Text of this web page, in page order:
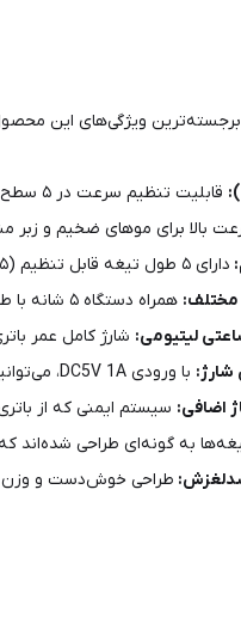
بالا برای موهای ضخیم و
دارای ۵ طول تیغه قابل تنظیم (۰.۵، ۱.۰، ۱.۳، ۱.۶ و ۱.۹ میلی‌متر) برای اصلاح درجه یک و طرح‌های دقیق .
همراه دستگاه ۵ شانه با طول‌های ۴، ۸، ۱۲، ۱۶ و ۲۰ میلی‌متر ارائه می‌شود که اصلاح با طول‌های یکسان را آسان می‌کند .
شارژ کامل عمر
با ورودی DC5V 1A، می‌توانید دستگاه را از طریق پاوربانک، لپ‌تاپ یا آداپتور گوشی شارژ کنید. همچنین قابلیت استفاده در حین شارژ (Cordless + Corded) را دارد .
اضافی: سیستم ایمنی که از
به گونه‌ای طراحی
طراحی خوش‌دست و وزن کم (۴۸۰ گرم) کار با دستگاه را برای مدت